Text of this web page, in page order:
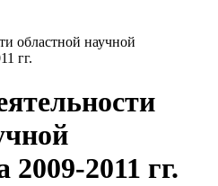
областной научной
гг.
2009-2011 гг.